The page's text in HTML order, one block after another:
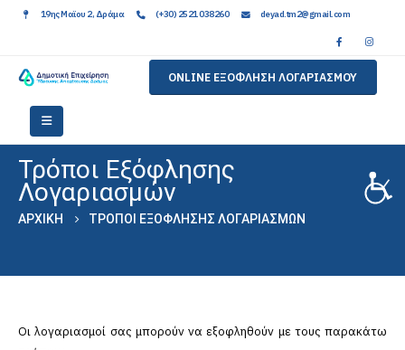
19ης Μαϊου 2, Δράμα (+30) 2521 038260 deyad.tm2@gmail.com
ONLINE ΕΞΟΦΛΗΣΗ ΛΟΓΑΡΙΑΣΜΟΥ
Τρόποι Εξόφλησης
Λογαριασμών
ΑΡΧΙΚΉ ΤΡΌΠΟΙ ΕΞΌΦΛΗΣΗΣ ΛΟΓΑΡΙΑΣΜΏΝ
Οι λογαριασμοί σας μπορούν να εξοφληθούν με τους παρακάτω